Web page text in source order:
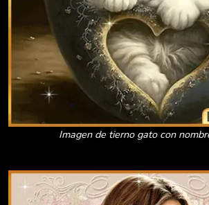
Imagen de tierno gato con